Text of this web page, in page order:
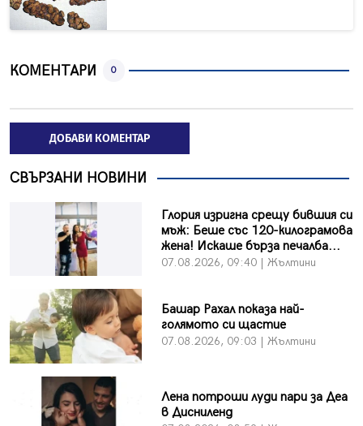
КОМЕНТАРИ 0
ДОБАВИ КОМЕНТАР
СВЪРЗАНИ НОВИНИ
Глория изригна срещу бившия си
мъж: Беше със 120-килограмова
жена! Искаше бърза печалба...
07.08.2026, 09:40 | Жълтини
Башар Рахал показа най-
голямото си щастие
07.08.2026, 09:03 | Жълтини
Лена потроши луди пари за Деа
в Дисниленд